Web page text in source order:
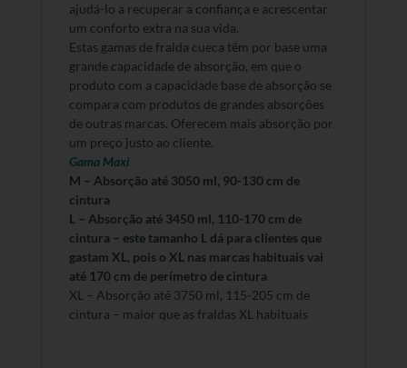
ajudá-lo a recuperar a confiança e acrescentar
um conforto extra na sua vida.
Estas gamas de fralda cueca têm por base uma
grande capacidade de absorção, em que o
produto com a capacidade base de absorção se
compara com produtos de grandes absorções
de outras marcas. Oferecem mais absorção por
um preço justo ao cliente.
Gama Maxi
M – Absorção até 3050 ml, 90-130 cm de
cintura
L – Absorção até 3450 ml, 110-170 cm de
cintura – este tamanho L dá para clientes que
gastam XL, pois o XL nas marcas habituais vai
até 170 cm de perímetro de cintura
XL – Absorção até 3750 ml, 115-205 cm de
cintura – maior que as fraldas XL habituais